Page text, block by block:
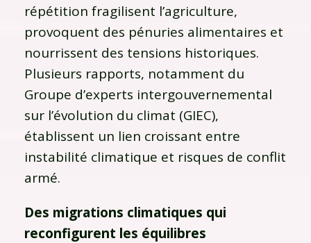
répétition fragilisent l’agriculture,
provoquent des pénuries alimentaires et
nourrissent des tensions historiques.
Plusieurs rapports, notamment du
Groupe d’experts intergouvernemental
sur l’évolution du climat (GIEC),
établissent un lien croissant entre
instabilité climatique et risques de conflit
armé.
Des migrations climatiques qui
reconfigurent les équilibres